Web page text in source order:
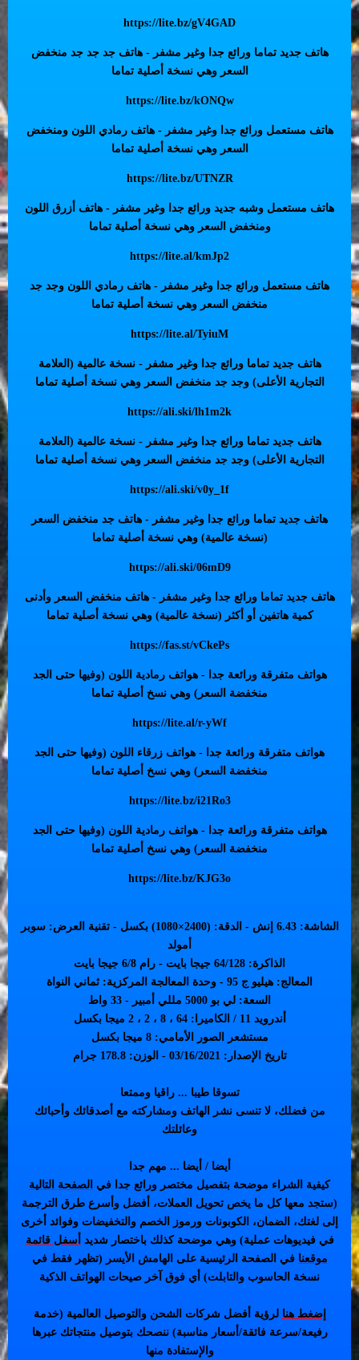
https://lite.bz/gV4GAD
هاتف جديد تماما ورائع جدا وغير مشفر - هاتف جد جد جد منخفض
السعر وهي نسخة أصلية تماما
https://lite.bz/kONQw
هاتف مستعمل ورائع جدا وغير مشفر - هاتف رمادي اللون ومنخفض
السعر وهي نسخة أصلية تماما
https://lite.bz/UTNZR
هاتف مستعمل وشبه جديد ورائع جدا وغير مشفر - هاتف أزرق اللون
ومنخفض السعر وهي نسخة أصلية تماما
https://lite.al/kmJp2
هاتف مستعمل ورائع جدا وغير مشفر - هاتف رمادي اللون وجد جد
منخفض السعر وهي نسخة أصلية تماما
https://lite.al/TyiuM
هاتف جديد تماما ورائع جدا وغير مشفر - نسخة عالمية (العلامة
التجارية الأعلى) وجد جد منخفض السعر وهي نسخة أصلية تماما
https://ali.ski/lh1m2k
هاتف جديد تماما ورائع جدا وغير مشفر - نسخة عالمية (العلامة
التجارية الأعلى) وجد جد منخفض السعر وهي نسخة أصلية تماما
https://ali.ski/v0y_1f
هاتف جديد تماما ورائع جدا وغير مشفر - هاتف جد منخفض السعر
(نسخة عالمية) وهي نسخة أصلية تماما
https://ali.ski/06mD9
هاتف جديد تماما ورائع جدا وغير مشفر - هاتف منخفض السعر وأدنى
كمية هاتفين أو أكثر (نسخة عالمية) وهي نسخة أصلية تماما
https://fas.st/vCkePs
هواتف متفرقة ورائعة جدا - هواتف رمادية اللون (وفيها حتى الجد
منخفضة السعر) وهي نسخ أصلية تماما
https://lite.al/r-yWf
هواتف متفرقة ورائعة جدا - هواتف زرقاء اللون (وفيها حتى الجد
منخفضة السعر) وهي نسخ أصلية تماما
https://lite.bz/i21Ro3
هواتف متفرقة ورائعة جدا - هواتف رمادية اللون (وفيها حتى الجد
منخفضة السعر) وهي نسخ أصلية تماما
https://lite.bz/KJG3o
الشاشة: 6.43 إنش - الدقة: (2400×1080) بكسل - تقنية العرض: سوبر
أمولد
الذاكرة: 64/128 جيجا بايت - رام 6/8 جيجا بايت
المعالج: هيليو ج 95 - وحدة المعالجة المركزية: ثماني النواة
السعة: لي بو 5000 مللي أمبير - 33 واط
أندرويد 11 / الكاميرا: 64 ، 8 ، 2 ، 2 ميجا بكسل
مستشعر الصور الأمامي: 8 ميجا بكسل
تاريخ الإصدار: 03/16/2021 - الوزن: 178.8 جرام
تسوقا طيبا ... راقيا وممتعا
من فضلك، لا تنسى نشر الهاتف ومشاركته مع أصدقائك وأحبائك
وعائلتك
أيضا / أيضا ... مهم جدا
كيفية الشراء موضحة بتفصيل مختصر ورائع جدا في الصفحة التالية
(ستجد معها كل ما يخص تحويل العملات، أفضل وأسرع طرق الترجمة
إلى لغتك، الضمان، الكوبونات ورموز الخصم والتخفيضات وفوائد أخرى
في فيديوهات عملية) وهي موضحة كذلك باختصار شديد أسفل قائمة
موقعنا في الصفحة الرئيسية على الهامش الأيسر (تظهر فقط في
نسخة الحاسوب والتابلت) أي فوق آخر صيحات الهواتف الذكية
إضغط هنا لرؤية أفضل شركات الشحن والتوصيل العالمية (خدمة
رفيعة/سرعة فائقة/أسعار مناسبة) ننصحك بتوصيل منتجاتك عبرها
والإستفادة منها